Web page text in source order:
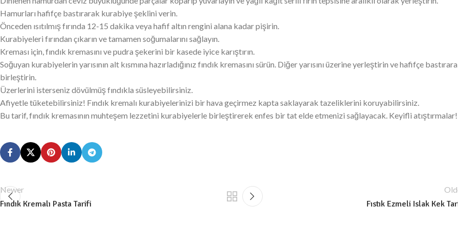
Hamurları hafifçe bastırarak kurabiye şeklini verin.
Önceden ısıtılmış fırında 12-15 dakika veya hafif altın rengini alana kadar pişirin.
Kurabiyeleri fırından çıkarın ve tamamen soğumalarını sağlayın.
Kreması için, fındık kremasını ve pudra şekerini bir kasede iyice karıştırın.
Soğuyan kurabiyelerin yarısının alt kısmına hazırladığınız fındık kremasını sürün. Diğer yarısını üzerine yerleştirin ve hafifçe
birleştirin.
Üzerlerini isterseniz dövülmüş fındıkla süsleyebilirsiniz.
Afiyetle tüketebilirsiniz! Fındık kremalı kurabiyelerinizi bir hava geçirmez kapta saklayarak tazeliklerini koruyabilirsiniz.
Bu tarif, fındık kremasının muhteşem lezzetini kurabiyelerle birleştirerek enfes bir tat elde etmenizi sağlayacak. Keyifli atıştırmalar!
Newer
Fındık Kremalı Pasta Tarifi Fıstık Ezmeli Islak Kek